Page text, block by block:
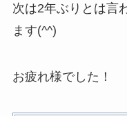
次は2年ぶりとは言
ます(^^)
お疲れ様でした！